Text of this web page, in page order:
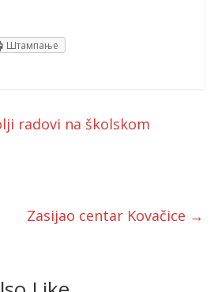
Штампање
radovi na školskom
Zasijao centar Kovačice →